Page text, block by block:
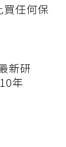
買任何保
新研
年